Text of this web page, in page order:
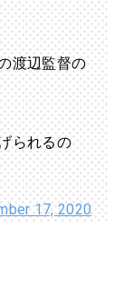
渡辺監督の
られるの
17, 2020